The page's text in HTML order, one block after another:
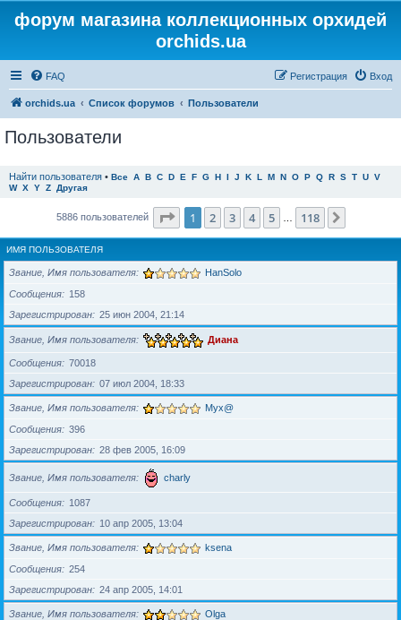
форум магазина коллекционных орхидей
orchids.ua
FAQ Вход
Регистрация
orchids.ua Список форумов Пользователи
Пользователи
Найти пользователя • Все A B C D E F G H I J K L M N O P Q R S T U V
W X Y Z Другая
5886 пользователей Страница из 118
1 2 3 4 5 118
ИМЯ ПОЛЬЗОВАТЕЛЯ
Звание, Имя пользователя HanSolo
Сообщения
158
Зарегистрирован
25 июн 2004, 21:14
Звание, Имя пользователя Диана
Сообщения
70018
Зарегистрирован
07 июл 2004, 18:33
Звание, Имя пользователя Myx@
Сообщения
396
Зарегистрирован
28 фев 2005, 16:09
Звание, Имя пользователя charly
Сообщения
1087
Зарегистрирован
10 апр 2005, 13:04
Звание, Имя пользователя ksena
Сообщения
254
Зарегистрирован
24 апр 2005, 14:01
Звание, Имя пользователя Olga